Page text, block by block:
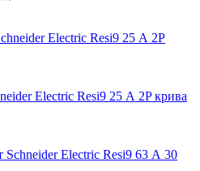
Electric Resi9 25 А 2P крива